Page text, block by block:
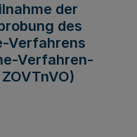
der
des
Verfahrens
Verfahren-